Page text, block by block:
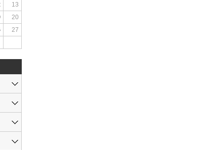
13
20
27